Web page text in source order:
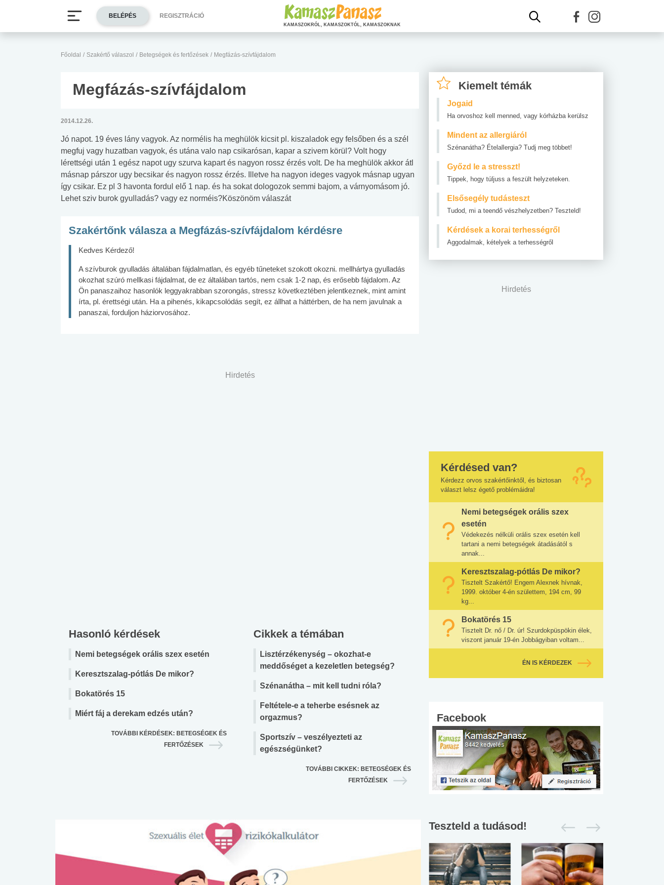
Főoldal / Szakértő válaszol / Betegségek és fertőzések / Megfázás-szívfájdalom
Megfázás-szívfájdalom
2014.12.26.
Jó napot. 19 éves lány vagyok. Az normélis ha meghülök kicsit pl. kiszaladok egy felsőben és a szél
megfuj vagy huzatban vagyok, és utána valo nap csikarósan, kapar a szivem körül? Volt hogy
lérettségi után 1 egész napot ugy szurva kapart és nagyon rossz érzés volt. De ha meghülök akkor átl
másnap párszor ugy becsikar és nagyon rossz érzés. Illetve ha nagyon ideges vagyok másnap ugyan
így csikar. Ez pl 3 havonta fordul elő 1 nap. és ha sokat dologozok semmi bajom, a várnyomásom jó.
Lehet sziv burok gyulladás? vagy ez norméis?Köszönöm válaszát
Szakértőnk válasza a Megfázás-szívfájdalom kérdésre
Kedves Kérdező!
A szívburok gyulladás általában fájdalmatlan, és egyéb tűneteket szokott okozni. mellhártya gyulladás
okozhat szúró mellkasi fájdalmat, de ez általában tartós, nem csak 1-2 nap, és erősebb fájdalom. Az
Ön panaszaihoz hasonlók leggyakrabban szorongás, stressz következtében jelentkeznek, mint amint
írta, pl. érettségi után. Ha a pihenés, kikapcsolódás segít, ez állhat a háttérben, de ha nem javulnak a
panaszai, forduljon háziorvosához.
Hirdetés
Hasonló kérdések
Nemi betegségek orális szex esetén
Keresztszalag-pótlás De mikor?
Bokatörés 15
Miért fáj a derekam edzés után?
TOVÁBBI KÉRDÉSEK: BETEGSÉGEK ÉS
FERTŐZÉSEK
Cikkek a témában
Lisztérzékenység – okozhat-e
meddőséget a kezeletlen betegség?
Szénanátha – mit kell tudni róla?
Feltétele-e a teherbe esésnek az
orgazmus?
Sportszív – veszélyezteti az
egészségünket?
TOVÁBBI CIKKEK: BETEGSÉGEK ÉS
FERTŐZÉSEK
Kiemelt témák
Jogaid
Ha orvoshoz kell menned, vagy kórházba kerülsz
Mindent az allergiáról
Szénanátha? Ételallergia? Tudj meg többet!
Győzd le a stresszt!
Tippek, hogy túljuss a feszült helyzeteken.
Elsősegély tudásteszt
Tudod, mi a teendő vészhelyzetben? Teszteld!
Kérdések a korai terhességről
Aggodalmak, kételyek a terhességről
Hirdetés
Kérdésed van?
Kérdezz orvos szakértőinktől, és biztosan
választ lelsz égető problémáidra!
Nemi betegségek orális szex
esetén
Védekezés nélküli orális szex esetén kell
tartani a nemi betegségek átadásától s
annak...
Keresztszalag-pótlás De mikor?
Tisztelt Szakértő! Engem Alexnek hívnak,
1999. október 4-én születtem, 194 cm, 99
kg...
Bokatörés 15
Tisztelt Dr. nő / Dr. úr! Szurdokpüspökin élek,
viszont január 19-én Jobbágyiban voltam...
ÉN IS KÉRDEZEK
Facebook
Teszteld a tudásod!
BELÉPÉS REGISZTRÁCIÓ
KAMASZOKRÓL, KAMASZOKTÓL, KAMASZOKNAK